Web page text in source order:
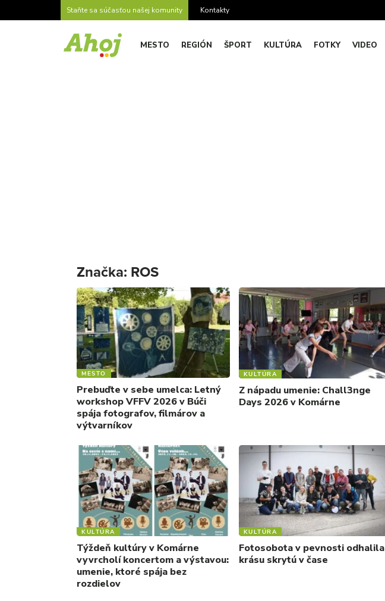
Staňte sa súčasťou našej komunity Kontakty
MESTO REGIÓN ŠPORT KULTÚRA FOTKY VIDEO
Značka: ROS
MESTO
Prebuďte v sebe umelca: Letný
workshop VFFV 2026 v Búči
spája fotografov, filmárov a
výtvarníkov
KULTÚRA
Z nápadu umenie: Chall3nge
Days 2026 v Komárne
KULTÚRA
Týždeň kultúry v Komárne
vyvrcholí koncertom a výstavou:
umenie, ktoré spája bez
rozdielov
KULTÚRA
Fotosobota v pevnosti odhalila
krásu skrytú v čase